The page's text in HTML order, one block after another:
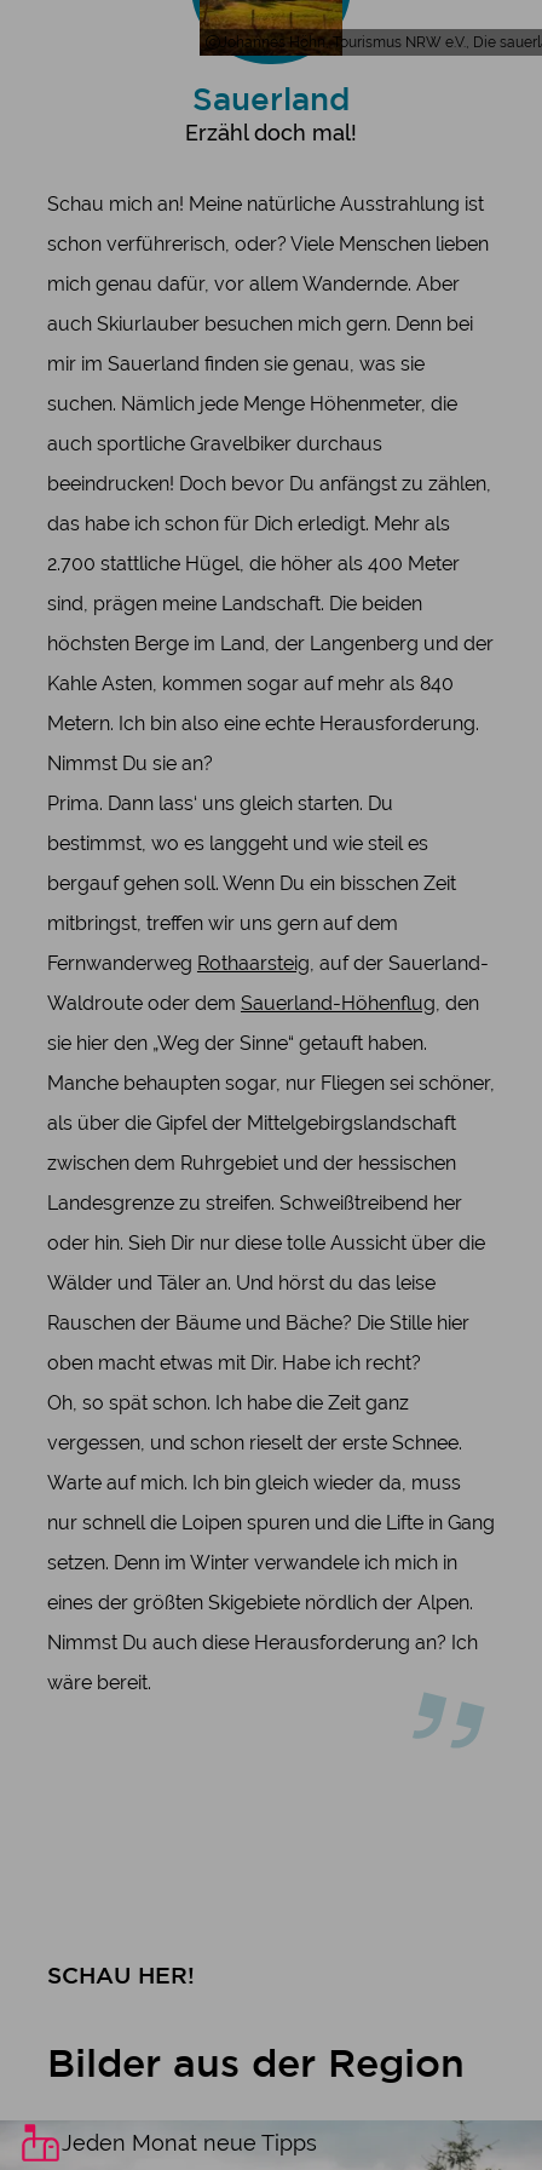
Johannes Höhn, Tourismus NRW e.V., Die
Sauerland
Erzähl doch mal!
Schau mich an! Meine natürliche Ausstrahlung ist
schon verführerisch, oder? Viele Menschen lieben
mich genau dafür, vor allem Wandernde. Aber
auch Skiurlauber besuchen mich gern. Denn bei
mir im Sauerland finden sie genau, was sie
suchen. Nämlich jede Menge Höhenmeter, die
auch sportliche Gravelbiker durchaus
beeindrucken! Doch bevor Du anfängst zu zählen,
das habe ich schon für Dich erledigt. Mehr als
2.700 stattliche Hügel, die höher als 400 Meter
sind, prägen meine Landschaft. Die beiden
höchsten Berge im Land, der Langenberg und der
Kahle Asten, kommen sogar auf mehr als 840
Metern. Ich bin also eine echte Herausforderung.
Nimmst Du sie an?
Prima. Dann lass‘ uns gleich starten. Du
bestimmst, wo es langgeht und wie steil es
bergauf gehen soll. Wenn Du ein bisschen Zeit
mitbringst, treffen wir uns gern auf dem
Fernwanderweg Rothaarsteig , auf der Sauerland-
Waldroute oder dem Sauerland-Höhenflug , den
sie hier den „Weg der Sinne“ getauft haben.
Manche behaupten sogar, nur Fliegen sei schöner,
als über die Gipfel der Mittelgebirgslandschaft
zwischen dem Ruhrgebiet und der hessischen
Landesgrenze zu streifen. Schweißtreibend her
oder hin. Sieh Dir nur diese tolle Aussicht über die
Wälder und Täler an. Und hörst du das leise
Rauschen der Bäume und Bäche? Die Stille hier
oben macht etwas mit Dir. Habe ich recht?
Oh, so spät schon. Ich habe die Zeit ganz
vergessen, und schon rieselt der erste Schnee.
Warte auf mich. Ich bin gleich wieder da, muss
nur schnell die Loipen spuren und die Lifte in Gang
setzen. Denn im Winter verwandele ich mich in
eines der größten Skigebiete nördlich der Alpen.
Nimmst Du auch diese Herausforderung an? Ich
wäre bereit.
SCHAU HER!
Bilder aus der Region
Jeden Monat neue Tipps